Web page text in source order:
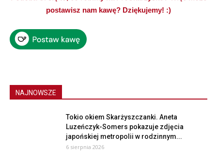
postawisz nam kawę? Dziękujemy! :)
NAJNOWSZE
Tokio okiem Skarżyszczanki. Aneta
Luzeńczyk-Somers pokazuje zdjęcia
japońskiej metropolii w rodzinnym...
6 sierpnia 2026